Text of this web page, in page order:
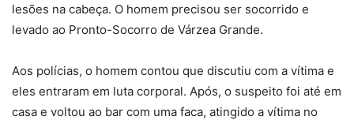
lesões na cabeça. O homem precisou ser socorrido e
levado ao Pronto-Socorro de Várzea Grande.
Aos polícias, o homem contou que discutiu com a vítima e
eles entraram em luta corporal. Após, o suspeito foi até em
casa e voltou ao bar com uma faca, atingido a vítima no